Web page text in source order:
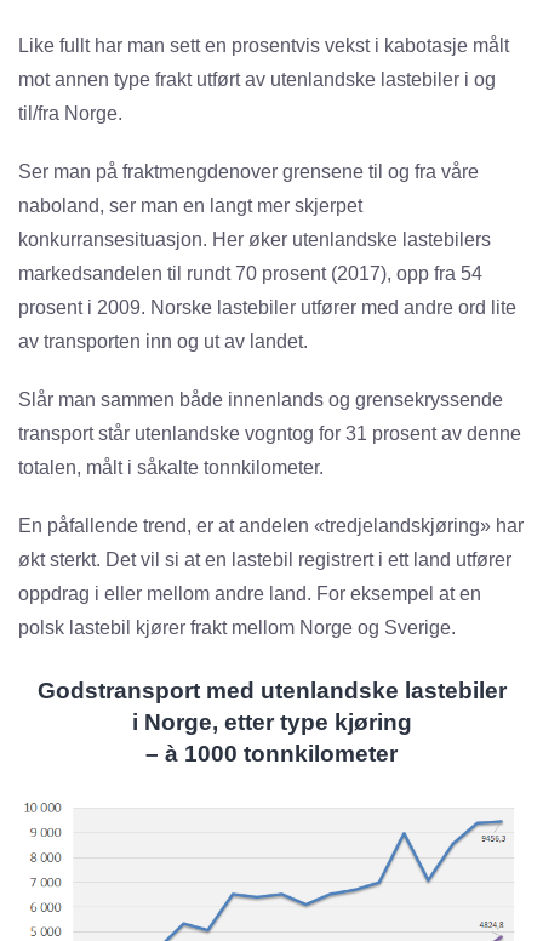
Like fullt har man sett en prosentvis vekst i kabotasje målt
mot annen type frakt utført av utenlandske lastebiler i og
til/fra Norge.
Ser man på fraktmengdenover grensene til og fra våre
naboland, ser man en langt mer skjerpet
konkurransesituasjon. Her øker utenlandske lastebilers
markedsandelen til rundt 70 prosent (2017), opp fra 54
prosent i 2009. Norske lastebiler utfører med andre ord lite
av transporten inn og ut av landet.
Slår man sammen både innenlands og grensekryssende
transport står utenlandske vogntog for 31 prosent av denne
totalen, målt i såkalte tonnkilometer.
En påfallende trend, er at andelen «tredjelandskjøring» har
økt sterkt. Det vil si at en lastebil registrert i ett land utfører
oppdrag i eller mellom andre land. For eksempel at en
polsk lastebil kjører frakt mellom Norge og Sverige.
Godstransport med utenlandske lastebiler
i Norge, etter type kjøring
– à 1000 tonnkilometer